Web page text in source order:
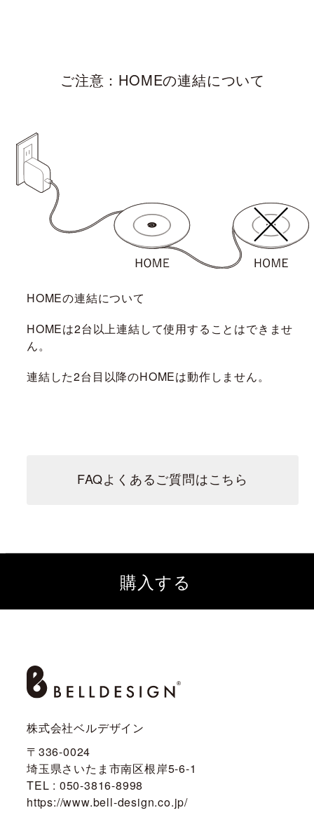
ご注意：HOMEの連結について
HOMEの連結について
HOMEは2台以上連結して使用することはできませ
ん。
連結した2台目以降のHOMEは動作しません。
FAQよくあるご質問はこちら
購入する
株式会社ベルデザイン
〒336-0024
埼玉県さいたま市南区根岸5-6-1
TEL : 050-3816-8998
https://www.bell-design.co.jp/